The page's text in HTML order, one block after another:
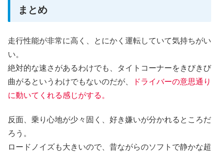
まとめ
走行性能が非常に高く、とにかく運転していて気持ちがい
い。
絶対的な速さがあるわけでも、タイトコーナーをきびきび
曲がるというわけでもないのだが、
ドライバーの意思通り
に動いてくれる感じがする。
反面、乗り心地が少々固く、好き嫌いが分かれるところだ
ろう。
ロードノイズも大きいので、昔ながらのソフトで静かな超